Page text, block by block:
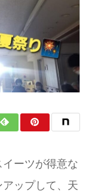
ーツが得意な
ップして、天